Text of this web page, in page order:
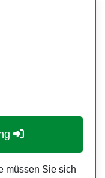
müssen Sie sich